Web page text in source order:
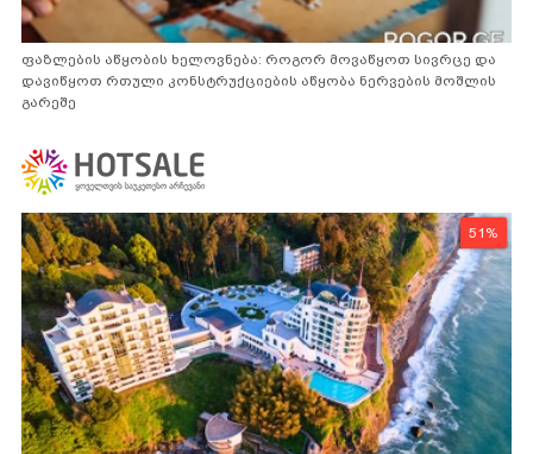
ფაზლების აწყობის ხელოვნება: როგორ მოვაწყოთ სივრცე და
დავიწყოთ რთული კონსტრუქციების აწყობა ნერვების მოშლის
გარეშე
51%